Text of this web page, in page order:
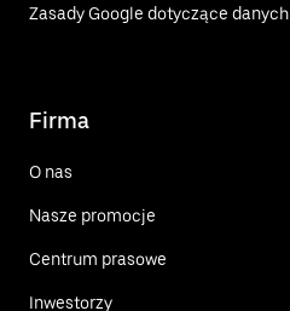
Zasady Google dotyczące danych
Firma
O nas
Nasze promocje
Centrum prasowe
Inwestorzy